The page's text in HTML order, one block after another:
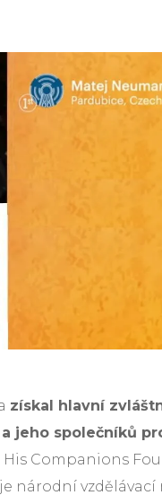
získal hlavní
jeho společníků
His Companions
národní vzdělávací